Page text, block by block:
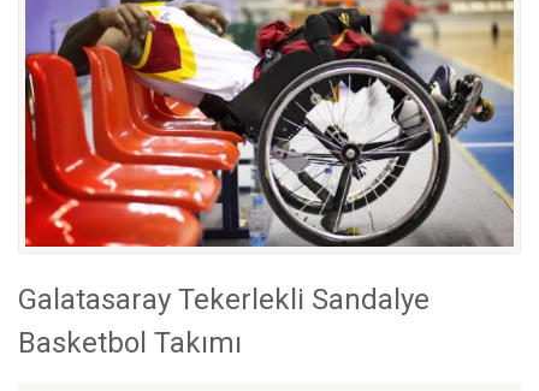
Galatasaray Tekerlekli Sandalye
Basketbol Takımı